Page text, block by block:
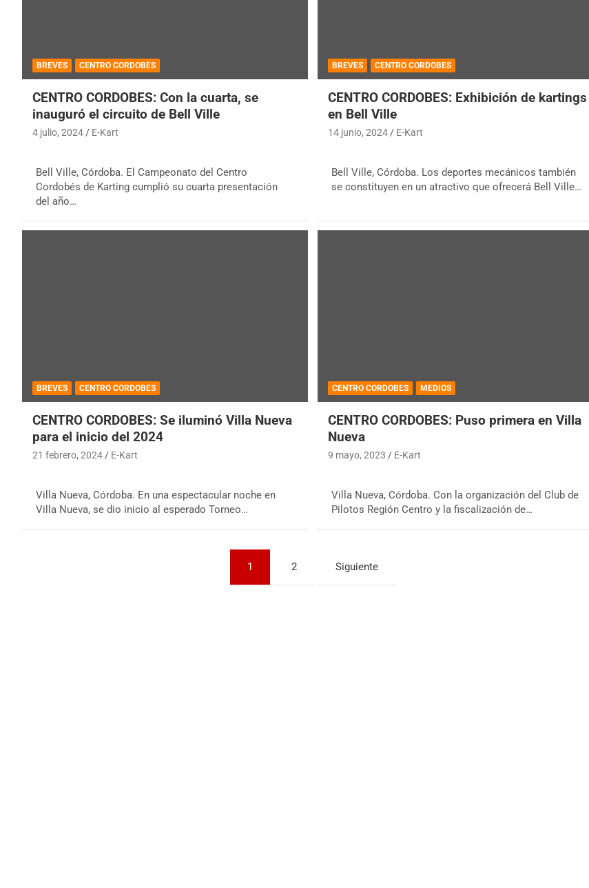
BREVES CENTRO CORDOBES
CENTRO CORDOBES: Con la cuarta, se
inauguró el circuito de Bell Ville
4 julio, 2024 E-Kart
Bell Ville, Córdoba. El Campeonato del Centro
Cordobés de Karting cumplió su cuarta presentación
del año…
BREVES CENTRO CORDOBES
CENTRO CORDOBES: Exhibición de kartings
en Bell Ville
14 junio, 2024 E-Kart
Bell Ville, Córdoba. Los deportes mecánicos también
se constituyen en un atractivo que ofrecerá Bell Ville…
BREVES CENTRO CORDOBES
CENTRO CORDOBES: Se iluminó Villa Nueva
para el inicio del 2024
21 febrero, 2024 E-Kart
Villa Nueva, Córdoba. En una espectacular noche en
Villa Nueva, se dio inicio al esperado Torneo…
CENTRO CORDOBES MEDIOS
CENTRO CORDOBES: Puso primera en Villa
Nueva
9 mayo, 2023 E-Kart
Villa Nueva, Córdoba. Con la organización del Club de
Pilotos Región Centro y la fiscalización de…
1 2 Siguiente